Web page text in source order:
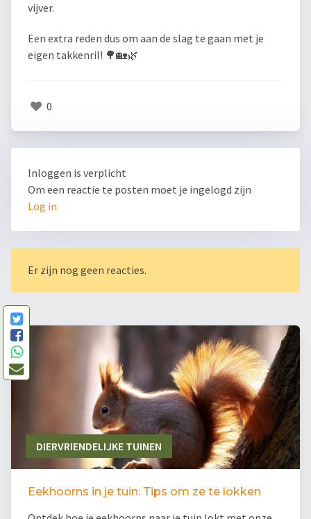
vijver.
Een extra reden dus om aan de slag te gaan met je
eigen takkenril! 🌳🏡🌿
0
Inloggen is verplicht
Om een reactie te posten moet je ingelogd zijn
Log in
Er zijn nog geen reacties.
DIERVRIENDELIJKE TUINEN
Eekhoorns in je tuin: Tips om ze te lokken